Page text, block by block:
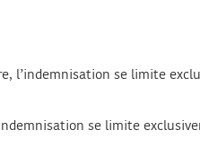
l’indemnisation se limite
se limite